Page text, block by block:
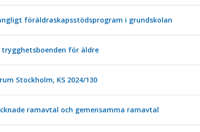
föräldraskapsstödsprogram i grundskolan
för äldre
Stockholm, KS 2024/130
ramavtal och gemensamma ramavtal